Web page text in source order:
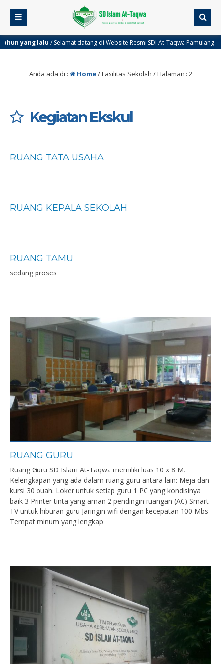
/ Selamat datang di Website Resmi SDI At-Taqwa Pamulang II
Anda ada di : Home/Fasilitas Sekolah / Halaman : 2
Kegiatan Ekskul
RUANG TATA USAHA
RUANG KEPALA SEKOLAH
RUANG TAMU
sedang proses
RUANG GURU
Ruang Guru SD Islam At-Taqwa memiliki luas 10 x 8 M,
Kelengkapan yang ada dalam ruang guru antara lain: Meja dan
kursi 30 buah. Loker untuk setiap guru 1 PC yang kondisinya
baik 3 Printer tinta yang aman 2 pendingin ruangan (AC) Smart
TV untuk hiburan guru Jaringin wifi dengan kecepatan 100 Mbs
Tempat minum yang lengkap